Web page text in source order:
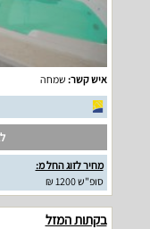
איש קשר: שמחה
מחיר לזוג החל מ:
סופ"ש 1200 ₪
בקתות המזל